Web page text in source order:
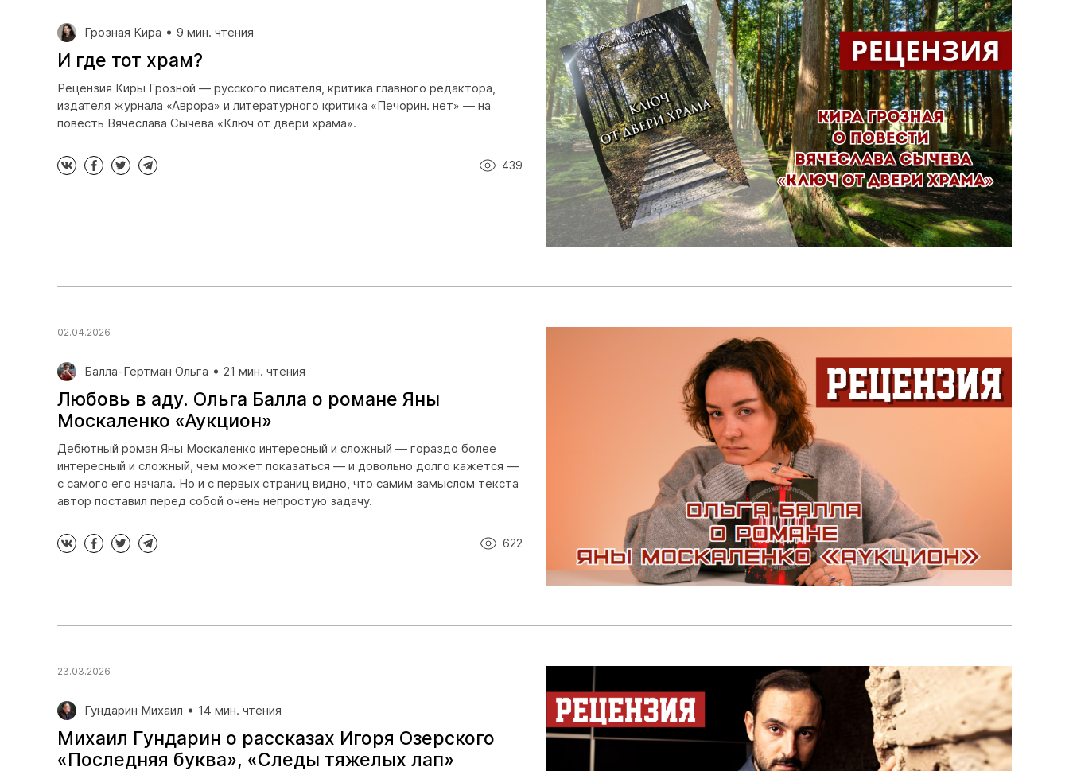
Грозная Кира 9 мин. чтения
И где тот храм?
Рецензия Киры Грозной — русского писателя, критика главного редактора,
издателя журнала «Аврора» и литературного критика «Печорин. нет» — на
повесть Вячеслава Сычева «Ключ от двери храма».
439
02.04.2026
Балла-Гертман Ольга 21 мин. чтения
Любовь в аду. Ольга Балла о романе Яны
Москаленко «Аукцион»
Дебютный роман Яны Москаленко интересный и сложный — гораздо более
интересный и сложный, чем может показаться — и довольно долго кажется —
с самого его начала. Но и с первых страниц видно, что самим замыслом текста
автор поставил перед собой очень непростую задачу.
622
23.03.2026
Гундарин Михаил 14 мин. чтения
Михаил Гундарин о рассказах Игоря Озерского
«Последняя буква», «Следы тяжелых лап»